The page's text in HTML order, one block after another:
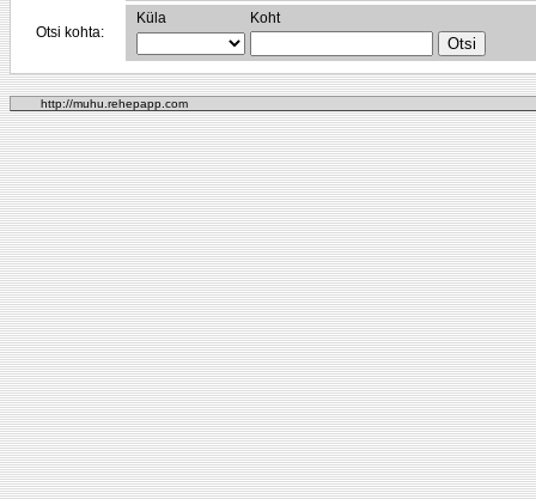
Otsi kohta:
Küla Koht
http://muhu.rehepapp.com